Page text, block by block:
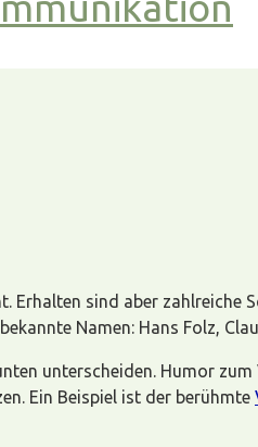
sind aber zahlreiche
Namen: Hans Folz,
unterscheiden. Humor
Ein Beispiel ist der berühmte